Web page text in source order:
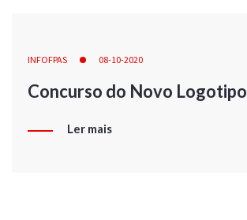
INFOFPAS 08-10-2020
Concurso do Novo Logotipo
Ler mais